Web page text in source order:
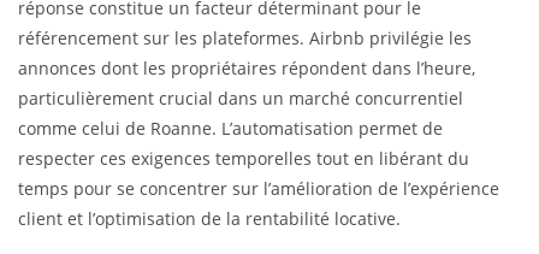
réponse constitue un facteur déterminant pour le
référencement sur les plateformes. Airbnb privilégie les
annonces dont les propriétaires répondent dans l’heure,
particulièrement crucial dans un marché concurrentiel
comme celui de Roanne. L’automatisation permet de
respecter ces exigences temporelles tout en libérant du
temps pour se concentrer sur l’amélioration de l’expérience
client et l’optimisation de la rentabilité locative.